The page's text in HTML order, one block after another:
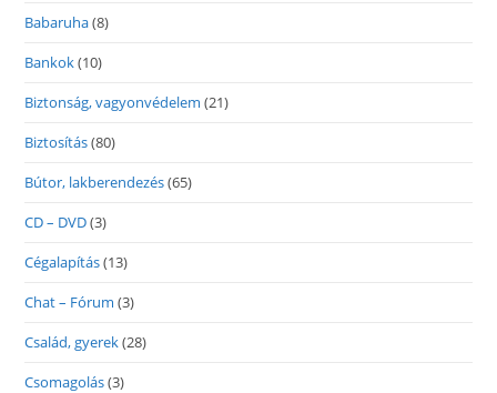
Babaruha(8)
Bankok(10)
Biztonság, vagyonvédelem (21)
Biztosítás(80)
Bútor, lakberendezés(65)
CD – DVD(3)
Cégalapítás(13)
Chat – Fórum (3)
Család, gyerek(28)
Csomagolás(3)